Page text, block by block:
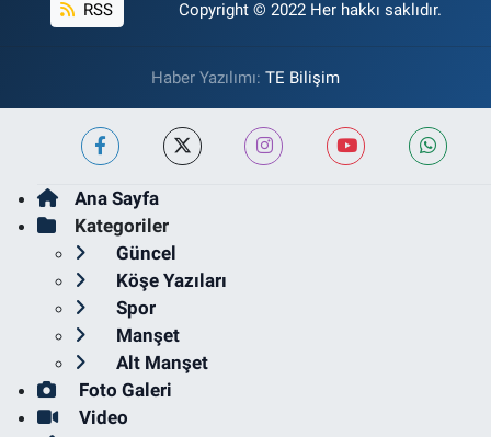
RSS Copyright © 2022 Her hakkı saklıdır.
Haber Yazılımı: TE Bilişim
Ana Sayfa
Kategoriler
Güncel
Köşe Yazıları
Spor
Manşet
Alt Manşet
Foto Galeri
Video